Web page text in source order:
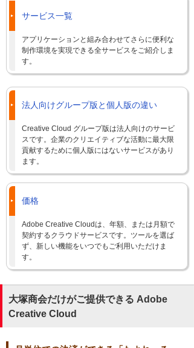
サービス一覧
アプリケーションと組み合わせてさらに便利な
制作環境を実現できる全サービスをご紹介しま
す。
法人向けグループ版と個人版の違い
Creative Cloud グループ版は法人向けのサービ
スです。企業のクリエイティブな活動に最大限
貢献するために個人版にはないサービスがあり
ます。
価格
Adobe Creative Cloudは、年額、または月額で
契約するクラウドサービスです。ツールを選ば
ず、新しい機能をいつでもご利用いただけま
す。
大塚商会だけがご提供できる Adobe
Creative Cloud